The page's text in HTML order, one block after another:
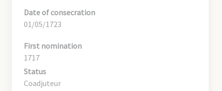
Date of consecration
01/05/1723
First nomination
1717
Status
Coadjuteur